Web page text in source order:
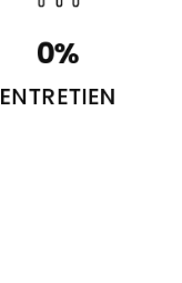
ENTRETIEN
0%